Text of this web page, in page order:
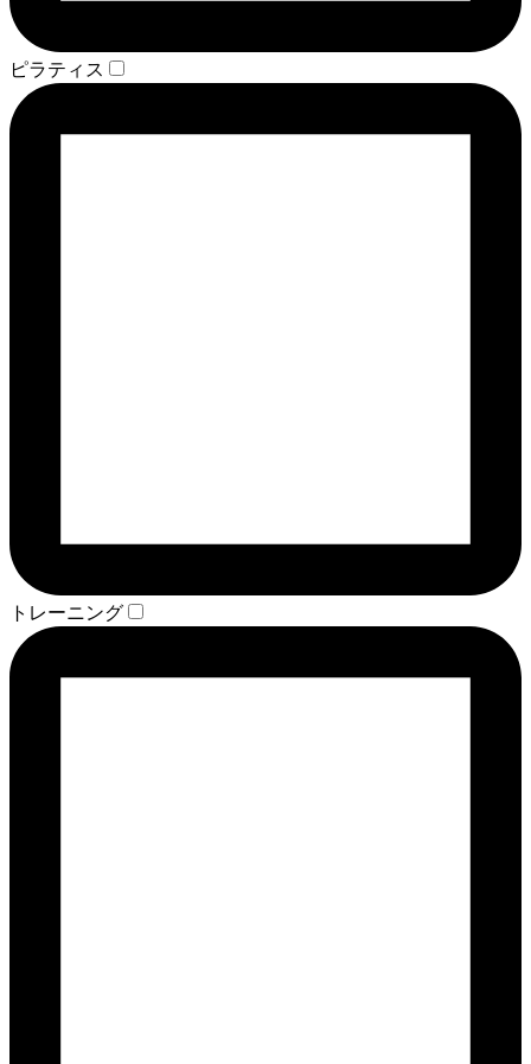
ピラティス
トレーニング